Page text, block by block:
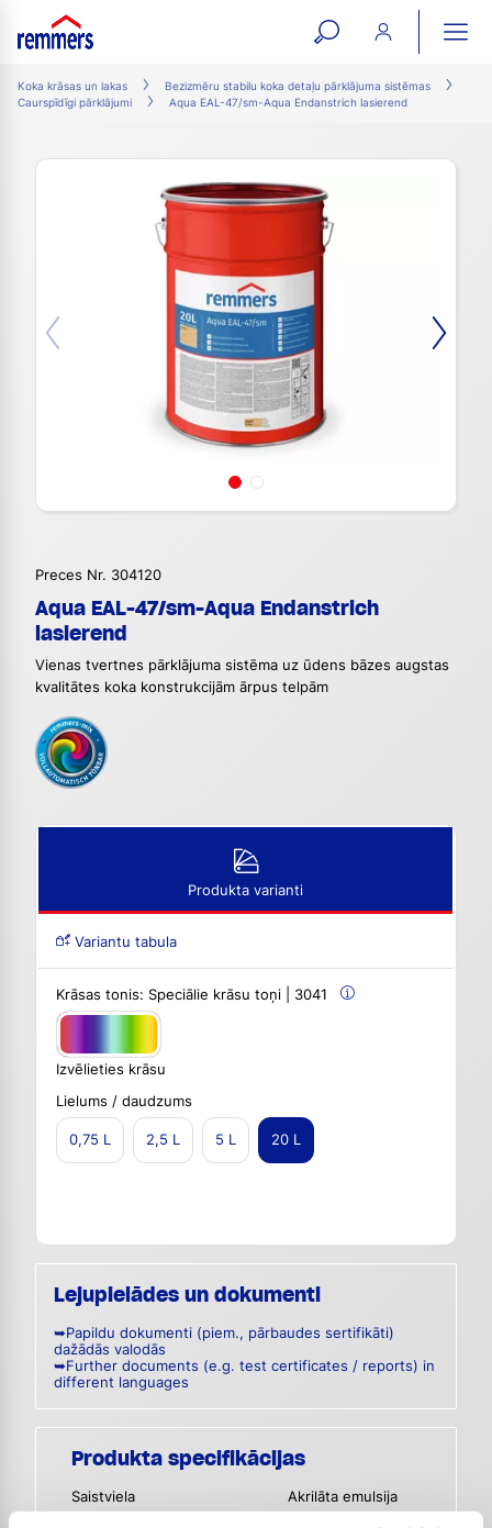
open
search
Koka krāsas un lakas
Bezizmēru stabilu koka detaļu pārklājuma sistēmas
Caurspīdīgi pārklājumi
Aqua EAL-47/sm-Aqua Endanstrich lasierend
Preces Nr. 304120
Aqua EAL-47/sm-Aqua Endanstrich
lasierend
Vienas tvertnes pārklājuma sistēma uz ūdens bāzes augstas
kvalitātes koka konstrukcijām ārpus telpām
Produkta varianti
Variantu tabula
Krāsas tonis: Speciālie krāsu toņi | 3041
Izvēlieties krāsu
Lielums / daudzums
0,75 L 2,5 L 5 L 20 L
Lejupielādes un dokumenti
➥Papildu dokumenti (piem., pārbaudes sertifikāti)
dažādās valodās
➥Further documents (e.g. test certificates / reports) in
different languages
Produkta specifikācijas
Saistviela Akrilāta emulsija